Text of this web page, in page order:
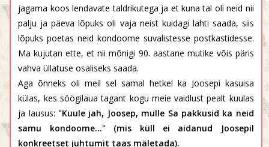
jagama koos lendavate taldrikutega ja et kuna tal oli neid nii
palju ja päeva lõpuks oli vaja neist kuidagi lahti saada, siis
lõpuks poetas neid kondoome suvalistesse postkastidesse.
Ma kujutan ette, et nii mõnigi 90. aastane mutike võis päris
vahva üllatuse osaliseks saada.
Aga õnneks oli meil sel samal hetkel ka Joosepi kasuisa
külas, kes söögilaua tagant kogu meie vaidlust pealt kuulas
ja lausus: "Kuule jah, Joosep, mulle Sa pakkusid ka neid
samu kondoome..." (mis küll ei aidanud Joosepil
konkreetset juhtumit taas mäletada).